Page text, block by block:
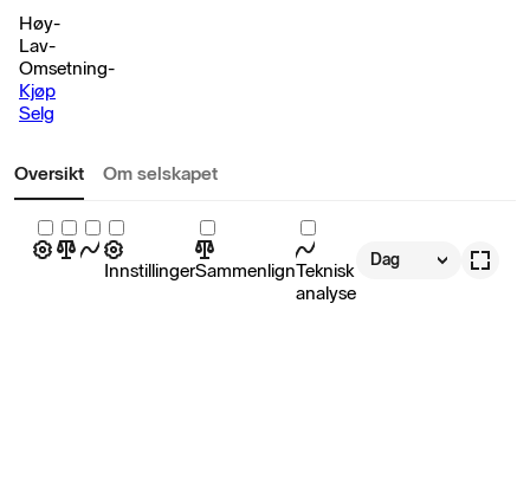
Høy-
Lav-
Omsetning-
Kjøp
Selg
Oversikt Om selskapet
InnstillingerSammenlignTeknisk
analyse
Dag